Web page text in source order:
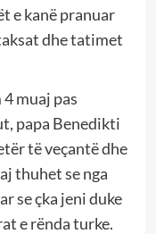
e kanë pranuar
dhe tatimet
muaj pas
papa Bene­dikti
të veçantë dhe
thuhet se nga
se çka jeni duke
e rënda turke.